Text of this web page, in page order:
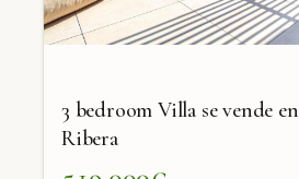
3 bedroom Villa se vende
Ribera